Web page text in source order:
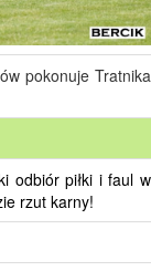
pokonuje Tratnika
odbiór piłki i faul w
rzut karny!